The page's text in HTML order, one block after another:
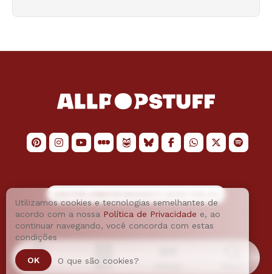
Utilizamos cookies e tecnologias semelhantes de
acordo com a nossa Política de Privacidade e, ao
continuar navegando, você concorda com estas
condições
OK O que são cookies?
Home